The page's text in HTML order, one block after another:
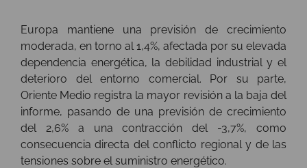
Europa mantiene una previsión de crecimiento
moderada, en torno al 1,4%, afectada por su elevada
dependencia energética, la debilidad industrial y el
deterioro del entorno comercial. Por su parte,
Oriente Medio registra la mayor revisión a la baja del
informe, pasando de una previsión de crecimiento
del 2,6% a una contracción del -3,7%, como
consecuencia directa del conflicto regional y de las
tensiones sobre el suministro energético.